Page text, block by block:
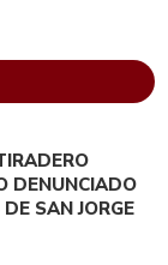
DENUNCIADO
SAN JORGE